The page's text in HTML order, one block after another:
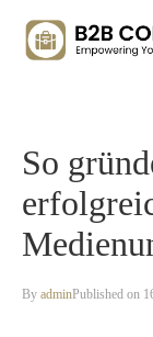
So
By adminPublished on